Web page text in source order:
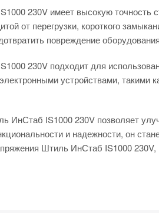
230V имеет высокую точность
от перегрузки, короткого
повреждение
230V подходит для
устройствами, такими
ИнСтаб IS1000 230V позволяет
и надежности, он
Штиль ИнСтаб IS1000